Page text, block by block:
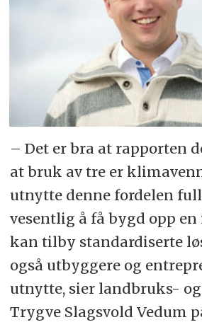
– Det er bra at rapporten
at bruk av tre er
utnytte denne fordelen
vesentlig å få bygd opp
kan tilby standardiserte
også utbyggere og
utnytte, sier landbruks-
Trygve Slagsvold Vedum